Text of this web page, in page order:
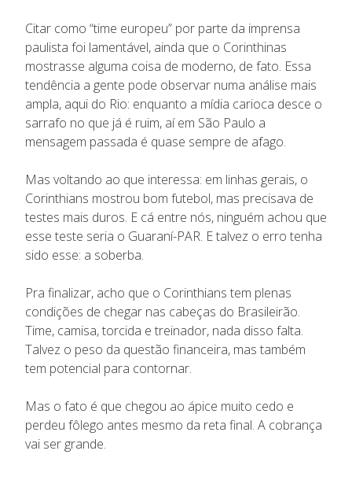
Citar como “time europeu” por parte da imprensa
paulista foi lamentável, ainda que o Corinthinas
mostrasse alguma coisa de moderno, de fato. Essa
tendência a gente pode observar numa análise mais
ampla, aqui do Rio: enquanto a mídia carioca desce o
sarrafo no que já é ruim, aí em São Paulo a
mensagem passada é quase sempre de afago.
Mas voltando ao que interessa: em linhas gerais, o
Corinthians mostrou bom futebol, mas precisava de
testes mais duros. E cá entre nós, ninguém achou que
esse teste seria o Guaraní-PAR. E talvez o erro tenha
sido esse: a soberba.
Pra finalizar, acho que o Corinthians tem plenas
condições de chegar nas cabeças do Brasileirão.
Time, camisa, torcida e treinador, nada disso falta.
Talvez o peso da questão financeira, mas também
tem potencial para contornar.
Mas o fato é que chegou ao ápice muito cedo e
perdeu fôlego antes mesmo da reta final. A cobrança
vai ser grande.